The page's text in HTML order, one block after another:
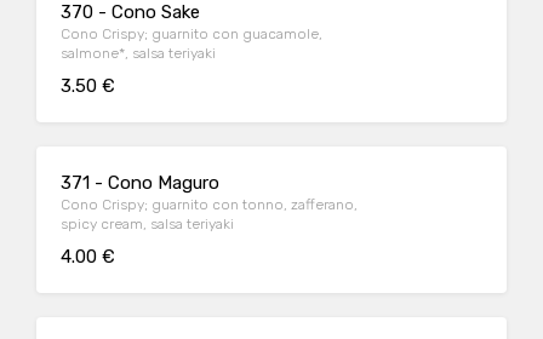
370 - Cono Sake
Cono Crispy; guarnito con guacamole,
salmone*, salsa teriyaki
3.50 €
371 - Cono Maguro
Cono Crispy; guarnito con tonno, zafferano,
spicy cream, salsa teriyaki
4.00 €